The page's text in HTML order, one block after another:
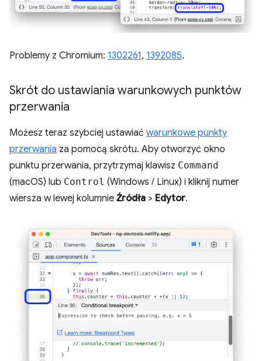
Problemy z Chromium: 1302261, 1392085.
Skrót do ustawiania warunkowych punktów
przerwania
Możesz teraz szybciej ustawiać warunkowe punkty
przerwania za pomocą skrótu. Aby otworzyć okno
punktu przerwania, przytrzymaj klawisz Command
(macOS) lub Control (Windows / Linux) i kliknij numer
wiersza w lewej kolumnie Źródła > Edytor.